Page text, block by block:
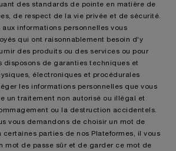
des standards de pointe en matière de
de respect de la vie privée et de sécurité.
informations personnelles vous
qui ont raisonnablement besoin d'y
des produits ou des services ou pour
disposons de garanties techniques et
électroniques et procédurales
les informations personnelles que vous
un traitement non autorisé ou illégal et
ou la destruction accidentels.
vous demandons de choisir un mot de
certaines parties de nos Plateformes, il vous
mot de passe sûr et de garder ce mot de